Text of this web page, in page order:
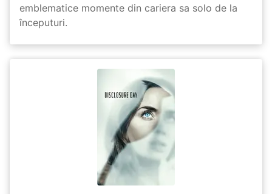
emblematice momente din cariera sa solo de la
începuturi.